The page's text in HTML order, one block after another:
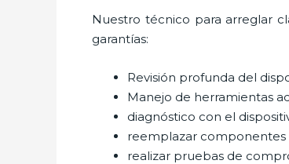
Nuestro técnico para arreglar
garantías:
Revisión profunda del
Manejo de herramientas
diagnóstico con el
reemplazar componentes
realizar pruebas de